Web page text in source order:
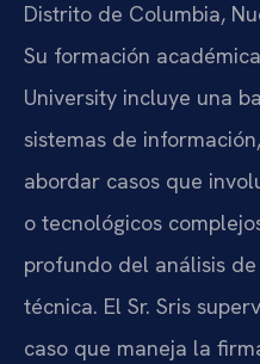
Distrito de Columbia,
Su formación
University incluye una
sistemas de
abordar casos que
o tecnológicos
profundo del análisis
técnica. El Sr. Sris
caso que maneja la